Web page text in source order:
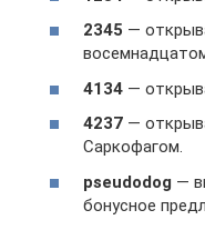
2345 —
4134 —
4237 —
Саркофагом.
pseudodog —
бонусное